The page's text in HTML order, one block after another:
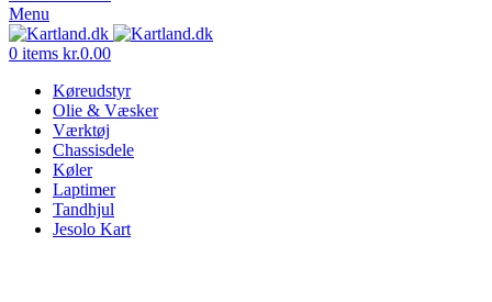
Menu
0 items kr.0.00
Køreudstyr
Olie & Væsker
Værktøj
Chassisdele
Køler
Laptimer
Tandhjul
Jesolo Kart